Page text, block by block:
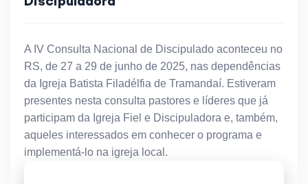
A IV Consulta Nacional de Discipulado aconteceu no
RS, de 27 a 29 de junho de 2025, nas dependências
da Igreja Batista Filadélfia de Tramandaí. Estiveram
presentes nesta consulta pastores e líderes que já
participam da Igreja Fiel e Discipuladora e, também,
aqueles interessados em conhecer o programa e
implementá-lo na igreja local.